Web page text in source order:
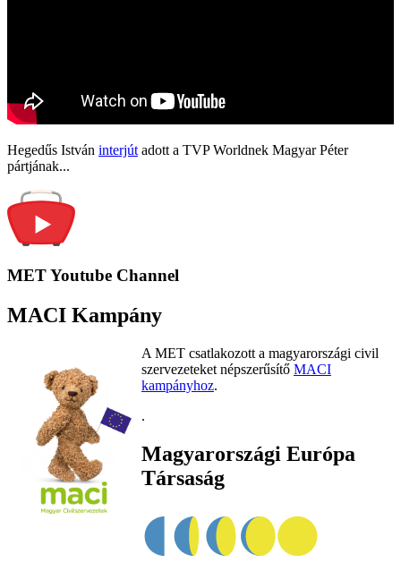
Hegedűs István interjút adott a TVP Worldnek Magyar Péter
pártjának...
MET Youtube Channel
MACI Kampány
A MET csatlakozott a magyarországi civil
szervezeteket népszerűsítő MACI
kampányhoz.
.
Magyarországi Európa
Társaság